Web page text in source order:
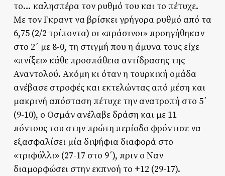
το… καλησπέρα τον ρυθμό του και το πέτυχε.
Με τον Γκραντ να βρίσκει γρήγορα ρυθμό από τα
6,75 (2/2 τρίποντα) οι «πράσινοι» προηγήθηκαν
στο 2΄ με 8-0, τη στιγμή που η άμυνα τους είχε
«πνίξει» κάθε προσπάθεια αντίδρασης της
Αναντολού. Ακόμη κι όταν η τουρκική ομάδα
ανέβασε στροφές και εκτελώντας από μέση και
μακρινή απόσταση πέτυχε την ανατροπή στο 5΄
(9-10), ο Οσμάν ανέλαβε δράση και με 11
πόντους του στην πρώτη περίοδο φρόντισε να
εξασφαλίσει μία διψήφια διαφορά στο
«τριφύλλι» (27-17 στο 9΄), πριν ο Ναν
διαμορφώσει στην εκπνοή το +12 (29-17).